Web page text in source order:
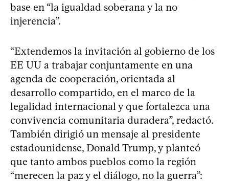
base en “la igualdad soberana y la no
injerencia”.
“Extendemos la invitación al gobierno de los
EE UU a trabajar conjuntamente en una
agenda de cooperación, orientada al
desarrollo compartido, en el marco de la
legalidad internacional y que fortalezca una
convivencia comunitaria duradera”, redactó.
También dirigió un mensaje al presidente
estadounidense, Donald Trump, y planteó
que tanto ambos pueblos como la región
“merecen la paz y el diálogo, no la guerra”: